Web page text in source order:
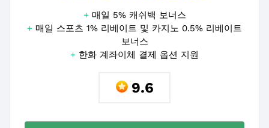
+ 매일 5% 캐쉬백 보너스
+ 매일 스포츠 1% 리베이트 및 카지노 0.5% 리베이트
보너스
+ 한화 계좌이체 결제 옵션 지원
9.6